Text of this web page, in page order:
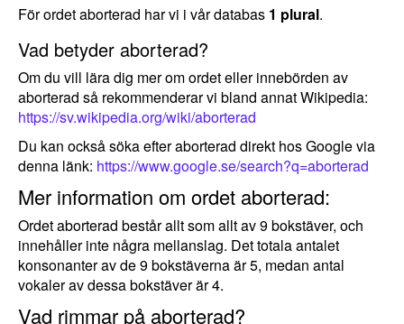
För ordet aborterad har vi i vår databas 1 plural.
Vad betyder aborterad?
Om du vill lära dig mer om ordet eller innebörden av
aborterad så rekommenderar vi bland annat Wikipedia:
https://sv.wikipedia.org/wiki/aborterad
Du kan också söka efter aborterad direkt hos Google via
denna länk: https://www.google.se/search?q=aborterad
Mer information om ordet aborterad:
Ordet aborterad består allt som allt av 9 bokstäver, och
innehåller inte några mellanslag. Det totala antalet
konsonanter av de 9 bokstäverna är 5, medan antal
vokaler av dessa bokstäver är 4.
Vad rimmar på aborterad?